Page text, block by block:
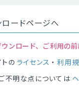
ードページへ
ンロード、ご利用の
の ライセンス ・ 利用
不明な点については